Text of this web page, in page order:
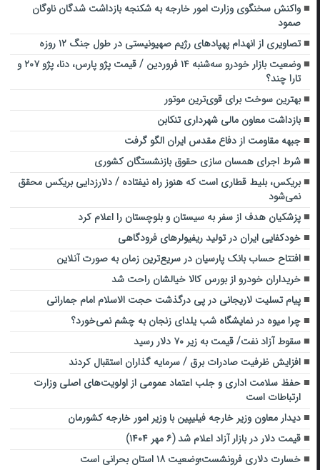
واکنش سخنگوی وزارت امور خارجه به شکنجه بازداشت ‌شدگان ناوگان
صمود
تصاویری از انهدام پهپادهای رژیم صهیونیستی در طول جنگ ۱۲ روزه
وضعیت بازار خودرو سه‌شنبه ۱۴ فروردین / قیمت پژو پارس، دنا، پژو ۲۰۷ و
تارا چند؟
بهترین سوخت برای قوی‌ترین موتور
بازداشت معاون مالی شهرداری تنکابن
جبهه مقاومت از ‌دفاع مقدس ایران الگو گرفت‌
شرط اجرای همسان سازی حقوق بازنشستگان کشوری
بریکس، بلیط قطاری است که هنوز راه نیفتاده / دلارزدایی بریکس محقق
نمی‌شود
پزشکیان هدف از سفر به سیستان و بلوچستان را اعلام کرد
خودکفایی ایران در تولید ریفیولرهای فرودگاهی
افتتاح حساب بانک پارسیان در سریع‌ترین زمان به صورت آنلاین
خریداران خودرو از بورس کالا خیالشان راحت شد
پیام تسلیت لاریجانی در پی درگذشت حجت الاسلام امام جمارانی
چرا میوه در نمایشگاه شب یلدای زنجان به چشم نمی‌خورد؟
سقوط آزاد نفت/ قیمت به زیر ۷۰ دلار رسید
افزایش ظرفیت صادرات برق / سرمایه گذاران استقبال کردند
حفظ سلامت اداری و جلب اعتماد عمومی از اولویت‌های اصلی وزارت
ارتباطات است
دیدار معاون وزیر خارجه فیلیپین با وزیر امور خارجه کشورمان
قیمت دلار در بازار آزاد اعلام شد (۶ مهر ۱۴۰۴)
خسارت دلاری فرونشست؛وضعیت ۱۸ استان بحرانی است